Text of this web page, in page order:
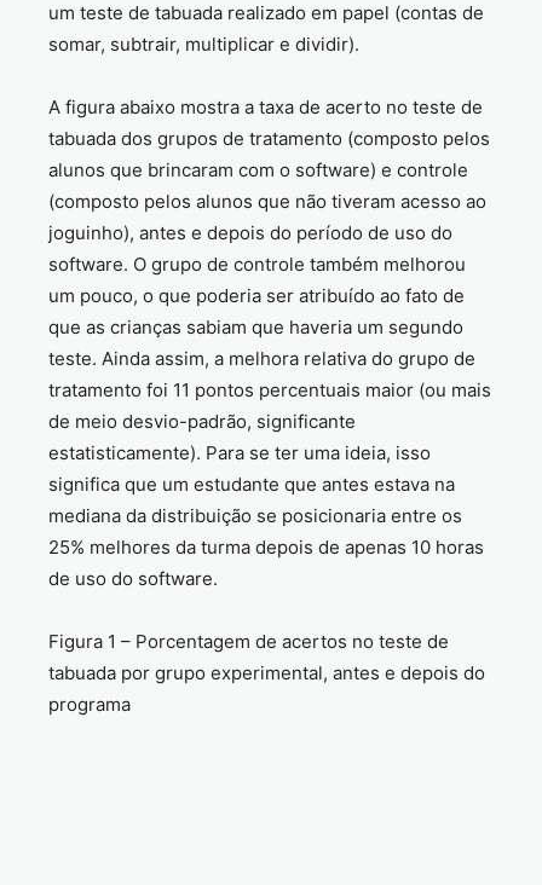
um teste de tabuada realizado em papel (contas de
somar, subtrair, multiplicar e dividir).
A figura abaixo mostra a taxa de acerto no teste de
tabuada dos grupos de tratamento (composto pelos
alunos que brincaram com o software) e controle
(composto pelos alunos que não tiveram acesso ao
joguinho), antes e depois do período de uso do
software. O grupo de controle também melhorou
um pouco, o que poderia ser atribuído ao fato de
que as crianças sabiam que haveria um segundo
teste. Ainda assim, a melhora relativa do grupo de
tratamento foi 11 pontos percentuais maior (ou mais
de meio desvio-padrão, significante
estatisticamente). Para se ter uma ideia, isso
significa que um estudante que antes estava na
mediana da distribuição se posicionaria entre os
25% melhores da turma depois de apenas 10 horas
de uso do software.
Figura 1 – Porcentagem de acertos no teste de
tabuada por grupo experimental, antes e depois do
programa